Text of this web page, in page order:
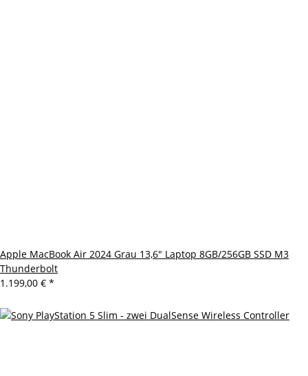
Apple MacBook Air 2024 Grau 13,6" Laptop 8GB/256GB SSD M3
Thunderbolt
1.199,00 € *